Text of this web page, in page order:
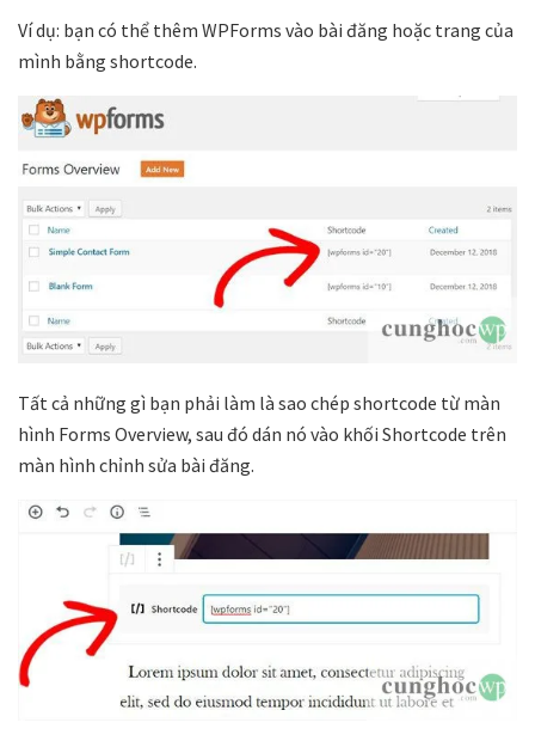
Ví dụ: bạn có thể thêm WPForms vào bài đăng hoặc trang của
mình bằng shortcode.
Tất cả những gì bạn phải làm là sao chép shortcode từ màn
hình Forms Overview, sau đó dán nó vào khối Shortcode trên
màn hình chỉnh sửa bài đăng.